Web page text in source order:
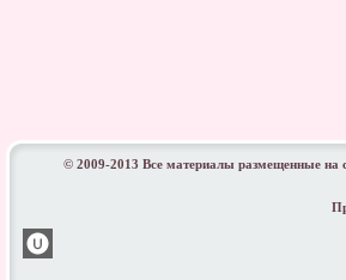
© 2009-2013 Все материалы размещенные на